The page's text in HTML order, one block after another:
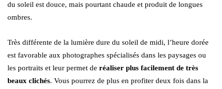
du soleil est douce, mais pourtant chaude et produit de longues
ombres.
Très différente de la lumière dure du soleil de midi, l’heure dorée
est favorable aux photographes spécialisés dans les paysages ou
les portraits et leur permet de réaliser plus facilement de très
beaux clichés. Vous pourrez de plus en profiter deux fois dans la